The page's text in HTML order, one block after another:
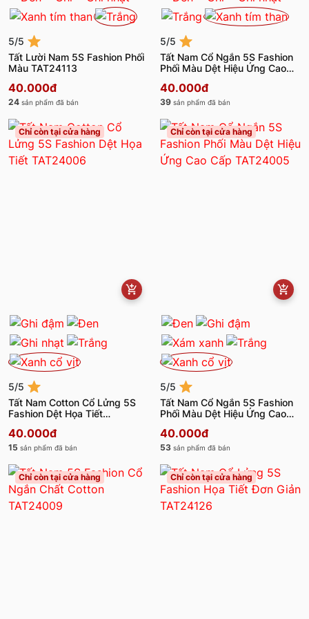
5/5
Tất Lười Nam 5S Fashion Phối
Màu TAT24113
40.000đ
24 sản phẩm đã bán
5/5
Tất Nam Cổ Ngắn 5S Fashion
Phối Màu Dệt Hiệu Ứng Cao
40.000đ
39 sản phẩm đã bán
Chỉ còn tại cửa hàng
5/5
Tất Nam Cotton Cổ Lửng 5S
Fashion Dệt Họa Tiết
40.000đ
15 sản phẩm đã bán
Chỉ còn tại cửa hàng
5/5
Tất Nam Cổ Ngắn 5S Fashion
Phối Màu Dệt Hiệu Ứng Cao
40.000đ
53 sản phẩm đã bán
Chỉ còn tại cửa hàng Chỉ còn tại cửa hàng